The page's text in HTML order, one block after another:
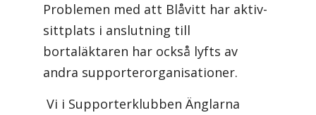
Problemen med att Blåvitt har aktiv-
sittplats i anslutning till
bortaläktaren har också lyfts av
andra supporterorganisationer.
Vi i Supporterklubben Änglarna